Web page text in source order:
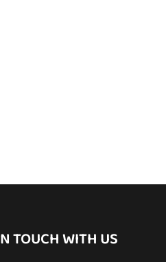
TOUCH WITH US